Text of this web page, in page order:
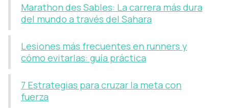
Marathon des Sables: La carrera más dura
del mundo a través del Sahara
Lesiones más frecuentes en runners y
cómo evitarlas: guía práctica
7 Estrategias para cruzar la meta con
fuerza